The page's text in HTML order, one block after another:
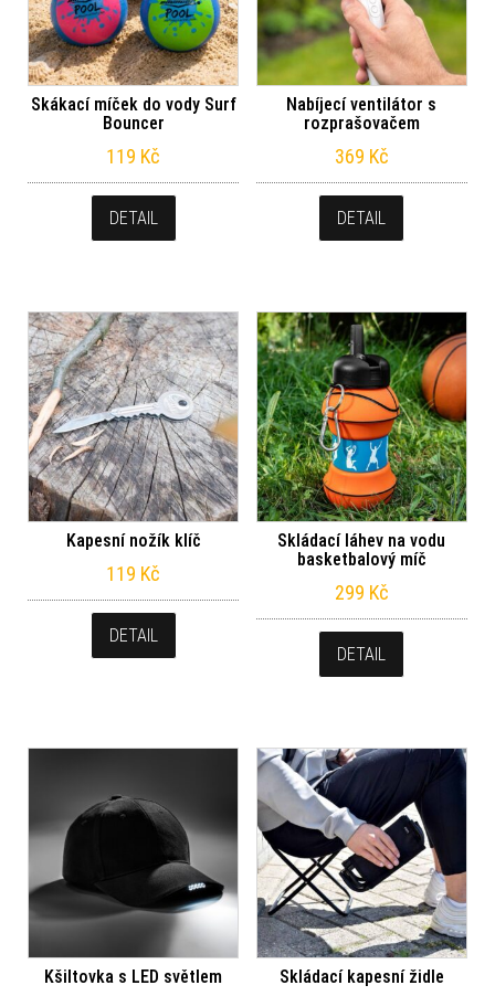
Skákací míček do vody Surf
Bouncer
119 Kč
DETAIL
Nabíjecí ventilátor s
rozprašovačem
369 Kč
DETAIL
Kapesní nožík klíč
119 Kč
DETAIL
Skládací láhev na vodu
basketbalový míč
299 Kč
DETAIL
Kšiltovka s LED světlem Skládací kapesní židle